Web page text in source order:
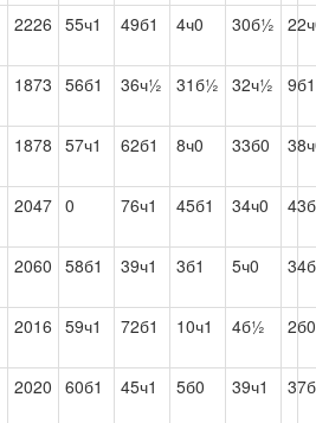
2226 55ч1 49б1 4ч0 30б½
1873 56б1 36ч½ 31б½ 32ч½ 9б1
1878 57ч1 62б1 8ч0 33б0
2047 0 76ч1 45б1 34ч0
2060 58б1 39ч1 3б1 5ч0
2016 59ч1 72б1 10ч1 4б½ 2б0
2020 60б1 45ч1 5б0 39ч1